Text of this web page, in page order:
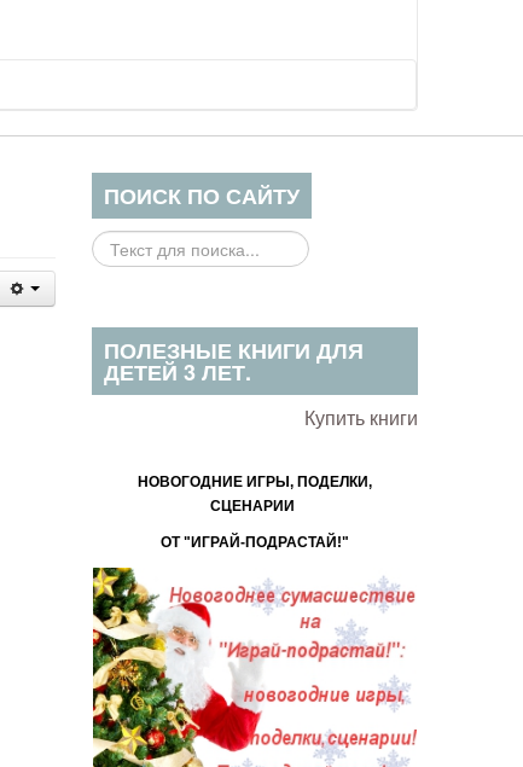
ПОИСК ПО САЙТУ
сайте...
ПОЛЕЗНЫЕ КНИГИ ДЛЯ
ДЕТЕЙ 3 ЛЕТ.
Купить книги
НОВОГОДНИЕ ИГРЫ, ПОДЕЛКИ,
СЦЕНАРИИ
ОТ "ИГРАЙ-ПОДРАСТАЙ!"